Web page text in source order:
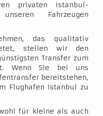
privaten Istanbul-
Fahrzeugen
das qualitativ
stellen wir den
Transfer zum
Wenn Sie bei uns
bereitstehen,
Flughafen Istanbul zu
für kleine als auch